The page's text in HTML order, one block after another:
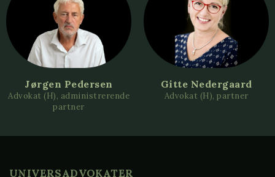
Jørgen Pedersen
Advokat (H), administrerende
partner
Gitte Nedergaard
Advokat (H), partner
UNIVERSADVOKATER